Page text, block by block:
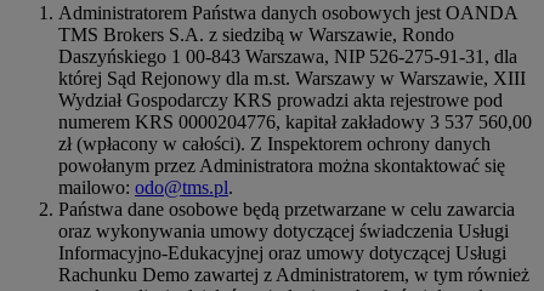
Administratorem Państwa danych osobowych jest OANDA
TMS Brokers S.A. z siedzibą w Warszawie, Rondo
Daszyńskiego 1 00-843 Warszawa, NIP 526-275-91-31, dla
której Sąd Rejonowy dla m.st. Warszawy w Warszawie, XIII
Wydział Gospodarczy KRS prowadzi akta rejestrowe pod
numerem KRS 0000204776, kapitał zakładowy 3 537 560,00
zł (wpłacony w całości). Z Inspektorem ochrony danych
powołanym przez Administratora można skontaktować się
mailowo: odo@tms.pl.
Państwa dane osobowe będą przetwarzane w celu zawarcia
oraz wykonywania umowy dotyczącej świadczenia Usługi
Informacyjno-Edukacyjnej oraz umowy dotyczącej Usługi
Rachunku Demo zawartej z Administratorem, w tym również